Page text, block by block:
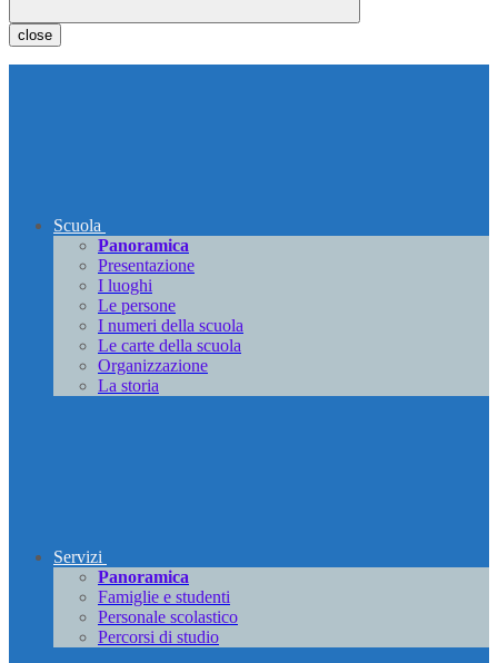
close
Scuola
Panoramica
Presentazione
I luoghi
Le persone
I numeri della scuola
Le carte della scuola
Organizzazione
La storia
Servizi
Panoramica
Famiglie e studenti
Personale scolastico
Percorsi di studio